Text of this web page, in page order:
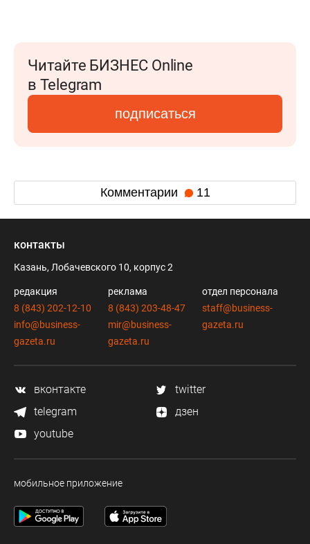
Читайте БИЗНЕС Online
в Telegram
подписаться
Комментарии 11
контакты
Казань, Лобачевского 10, корпус 2
редакция
8 (843) 202-12-10
info@business-
gazeta.ru
реклама
8 (843) 203-48-47
mir@business-
gazeta.ru
отдел персонала
staff@business-
gazeta.ru
вконтакте
twitter
telegram
дзен
youtube
мобильное приложение